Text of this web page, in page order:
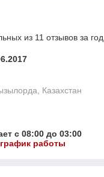
из 11 отзывов за год
Казахстан
с 08:00 до 03:00
работы